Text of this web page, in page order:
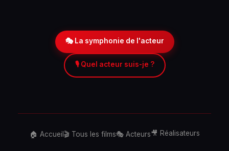
🎭 La symphonie de l'acteur
🎙️ Quel acteur suis-je ?
🏠 Accueil 🎬 Tous les films🎭 Acteurs🎥 Réalisateurs